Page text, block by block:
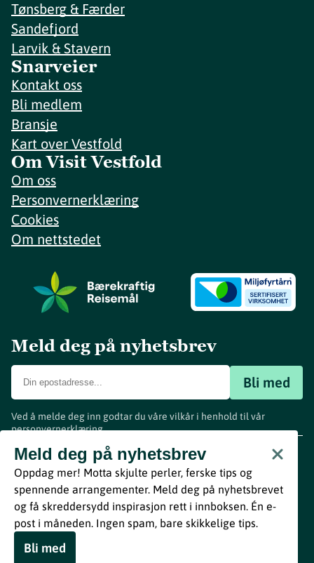
Tønsberg & Færder
Sandefjord
Larvik & Stavern
Snarveier
Kontakt oss
Bli medlem
Bransje
Kart over Vestfold
Om Visit Vestfold
Om oss
Personvernerklæring
Cookies
Om nettstedet
Meld deg på nyhetsbrev
Bli med
Ved å melde deg inn godtar du våre vilkår i henhold til vår
personvernerklæring.
Meld deg på nyhetsbrev
Oppdag mer! Motta skjulte perler, ferske tips og
spennende arrangementer. Meld deg på nyhetsbrevet
og få skreddersydd inspirasjon rett i innboksen. Én e-
post i måneden. Ingen spam, bare skikkelige tips.
Bli med
www.visitvestfold.com
Turistinformasjon
Vestfold Fylkeskommune
ByBreakfast